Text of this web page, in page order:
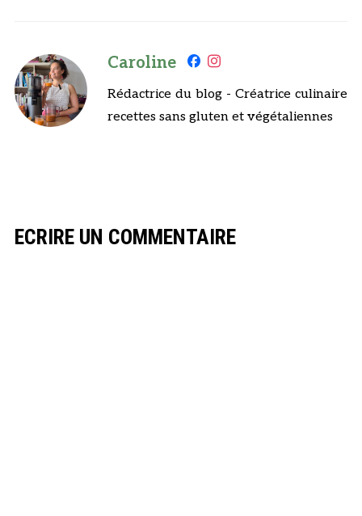
Caroline
Rédactrice du blog - Créatrice culinaire
recettes sans gluten et végétaliennes
ECRIRE UN COMMENTAIRE